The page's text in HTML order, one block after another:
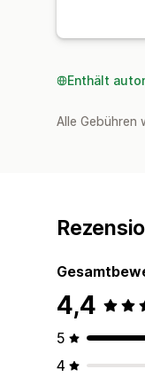
Enthält
Alle Gebühren
4,4
5
4